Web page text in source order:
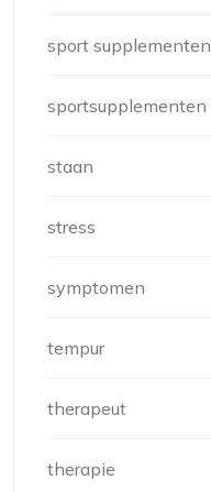
sport supplementen
sportsupplementen
staan
stress
symptomen
tempur
therapeut
therapie